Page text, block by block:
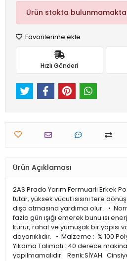
Ürün stokta
Favorilerime ekle
Hızlı Gönderi
Ürün Açıklaması
2AS Prado Yarım Fermuarlı Erkek
tutar, yüksek vücut ısısını tere
dışa atmasına yardımcı olur. •
fazla gün ışığı emerek bunu ısı
kurur, rahat ve yumuşak bir yapısı
dayanıklıdır. • Malzeme : % 100
Yıkama Talimatı : 40 derece
yapılmamalıdır. Renk:SİYAH